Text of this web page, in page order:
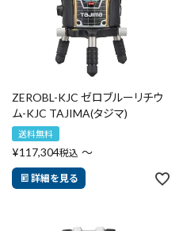
ZEROBL-KJC ゼロブルーリチウ
ム-KJC TAJIMA(タジマ)
送料無料
¥117,304税込 〜
詳細を見る